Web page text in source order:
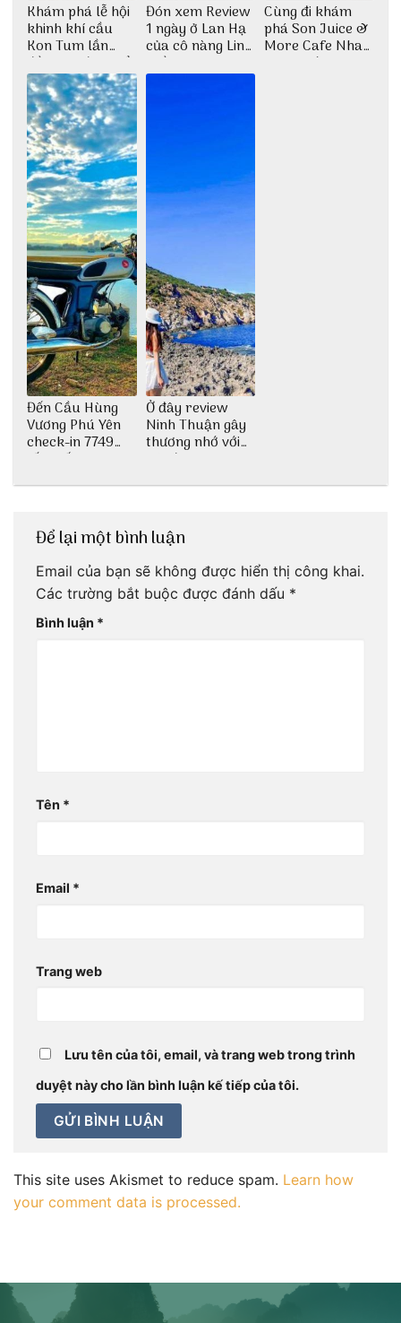
Khám phá lễ hội
khinh khí cầu
Kon Tum lần
đầu tiên được tổ
chức
Đón xem Review
1 ngày ở Lan Hạ
của cô nàng Linh
Trần
Cùng đi khám
phá Son Juice &
More Cafe Nha
Trang với anh
Đến Cầu Hùng
Vương Phú Yên
check-in 7749
tấm sống ảo
Ở đây review
Ninh Thuận gây
thương nhớ với
nét đẹp thiên
Để lại một bình luận
Email của bạn sẽ không được hiển thị công khai.
Các trường bắt buộc được đánh dấu *
Bình luận *
Tên *
Email *
Trang web
Lưu tên của tôi, email, và trang web trong trình
duyệt này cho lần bình luận kế tiếp của tôi.
This site uses Akismet to reduce spam. Learn how
your comment data is processed.